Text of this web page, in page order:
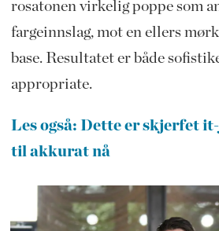
rosatonen virkelig poppe som
fargeinnslag, mot en ellers
base. Resultatet er både
appropriate.
Les også: Dette er skjerfet
til akkurat nå